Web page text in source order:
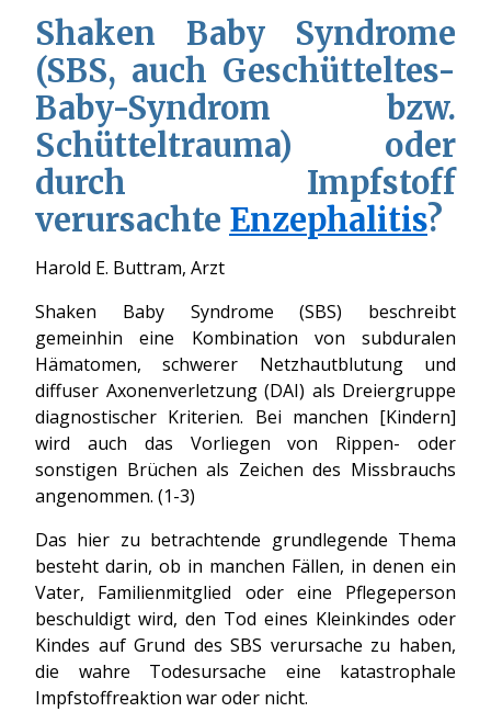
Shaken Baby Syndrome
(SBS, auch Geschütteltes-
Baby-Syndrom bzw.
Schütteltrauma) oder
durch Impfstoff
verursachte Enzephalitis?
Harold E. Buttram, Arzt
Shaken Baby Syndrome (SBS) beschreibt
gemeinhin eine Kombination von subduralen
Hämatomen, schwerer Netzhautblutung und
diffuser Axonenverletzung (DAI) als Dreiergruppe
diagnostischer Kriterien. Bei manchen [Kindern]
wird auch das Vorliegen von Rippen- oder
sonstigen Brüchen als Zeichen des Missbrauchs
angenommen. (1-3)
Das hier zu betrachtende grundlegende Thema
besteht darin, ob in manchen Fällen, in denen ein
Vater, Familienmitglied oder eine Pflegeperson
beschuldigt wird, den Tod eines Kleinkindes oder
Kindes auf Grund des SBS verursache zu haben,
die wahre Todesursache eine katastrophale
Impfstoffreaktion war oder nicht.